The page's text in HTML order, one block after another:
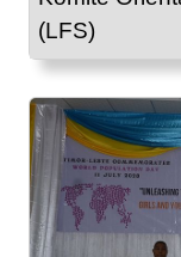
(LFS)